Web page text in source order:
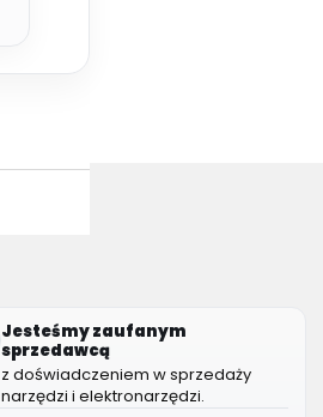
Jesteśmy zaufanym
sprzedawcą
z doświadczeniem w sprzedaży
narzędzi i elektronarzędzi.